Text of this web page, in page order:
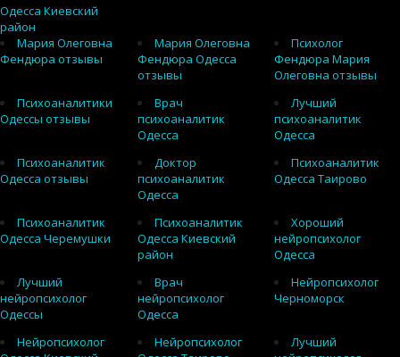
Одесса Киевский
район
Мария Олеговна
Фендюра отзывы
Мария Олеговна
Фендюра Одесса
отзывы
Психолог
Фендюра Мария
Олеговна отзывы
Психоаналитики
Одессы отзывы
Врач
психоаналитик
Одесса
Лучший
психоаналитик
Одесса
Психоаналитик
Одесса отзывы
Доктор
психоаналитик
Одесса
Психоаналитик
Одесса Таирово
Психоаналитик
Одесса Черемушки
Психоаналитик
Одесса Киевский
район
Хороший
нейропсихолог
Одесса
Лучший
нейропсихолог
Одессы
Врач
нейропсихолог
Одесса
Нейропсихолог
Черноморск
Нейропсихолог
Нейропсихолог
Лучший